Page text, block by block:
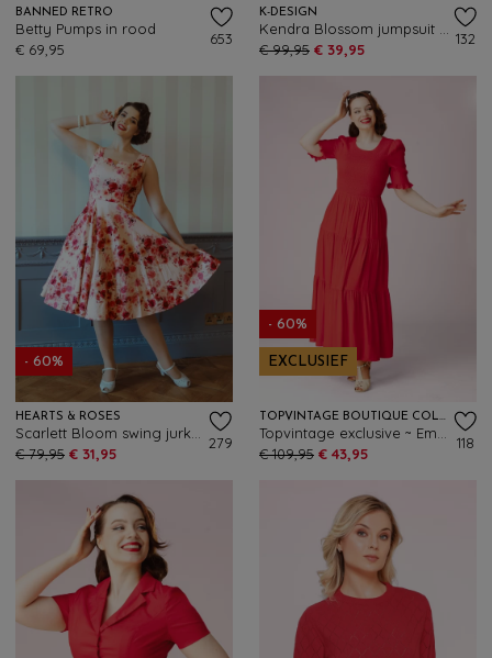
BANNED RETRO
Betty Pumps in rood
€ 69,95
653
K-DESIGN
€ 99,95 € 39,95
132
- 60%
HEARTS & ROSES
€ 79,95 € 31,95
279
- 60%
EXCLUSIEF
TOPVINTAGE BOUTIQUE COLLECTION
€ 109,95 € 43,95
118